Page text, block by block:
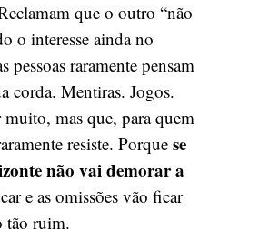
que o outro “não
o interesse ainda no
pessoas raramente pensam
corda. Mentiras. Jogos.
mas que, para quem
resiste. Porquese
não vai demorar a
e as omissões vão ficar
tão ruim.